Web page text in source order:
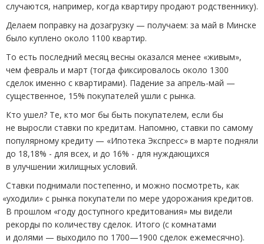
случаются, например, когда квартиру продают родственнику).
Делаем поправку на дозагрузку — получаем: за май в Минске
было куплено около 1100 квартир.
То есть последний месяц весны оказался менее «живым»,
чем февраль и март (тогда фиксировалось около 1300
сделок именно с квартирами). Падение за апрель-май —
существенное, 15% покупателей ушли с рынка.
Кто ушел? Те, кто мог бы быть покупателем, если бы
не выросли ставки по кредитам. Напомню, ставки по самому
популярному кредиту — «Ипотека Экспресс» в марте подняли
до 18,18% - для всех, и до 16% - для нуждающихся
в улучшении жилищных условий.
Ставки поднимали постепенно, и можно посмотреть, как
«уходили» с рынка покупатели по мере удорожания кредитов.
В прошлом «году доступного кредитования» мы видели
рекорды по количеству сделок. Итого (с комнатами
и долями — выходило по 1700—1900 сделок ежемесячно).